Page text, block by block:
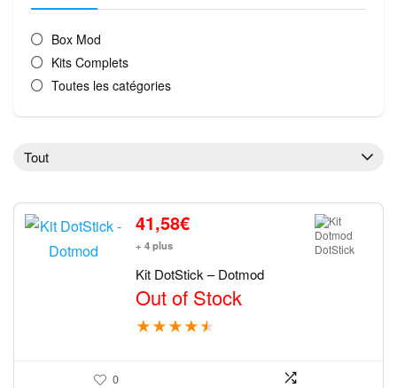
Box Mod
Kits Complets
Toutes les catégories
Tout
41,58€
+ 4 plus
Kit DotStick – Dotmod
Out of Stock
★★★★★
0